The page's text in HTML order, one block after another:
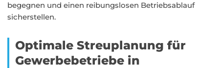
begegnen und einen reibungslosen Betriebsablauf
sicherstellen.
Optimale Streuplanung für
Gewerbebetriebe in